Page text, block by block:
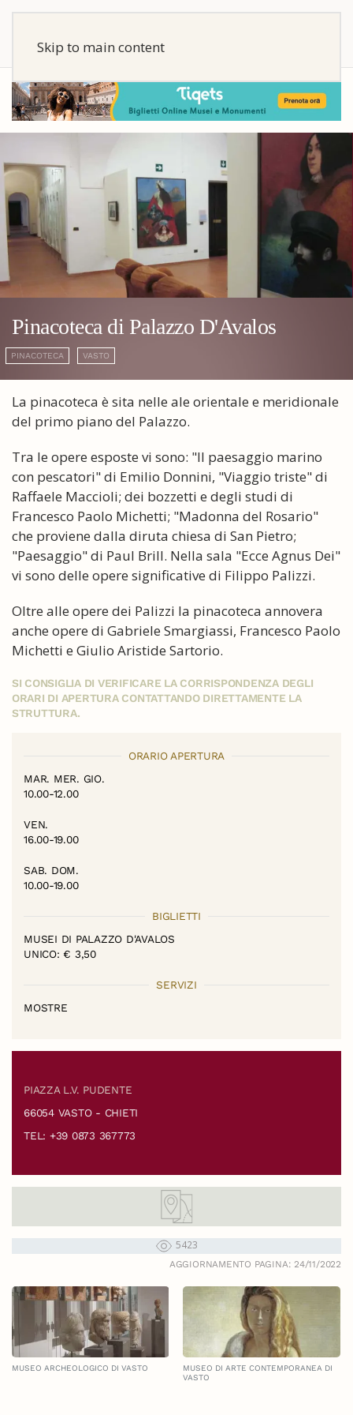
Skip to main content
Pinacoteca di Palazzo D'Avalos
PINACOTECA VASTO
La pinacoteca è sita nelle ale orientale e meridionale
del primo piano del Palazzo.
Tra le opere esposte vi sono: "Il paesaggio marino
con pescatori" di Emilio Donnini, "Viaggio triste" di
Raffaele Maccioli; dei bozzetti e degli studi di
Francesco Paolo Michetti; "Madonna del Rosario"
che proviene dalla diruta chiesa di San Pietro;
"Paesaggio" di Paul Brill. Nella sala "Ecce Agnus Dei"
vi sono delle opere significative di Filippo Palizzi.
Oltre alle opere dei Palizzi la pinacoteca annovera
anche opere di Gabriele Smargiassi, Francesco Paolo
Michetti e Giulio Aristide Sartorio.
SI CONSIGLIA DI VERIFICARE LA CORRISPONDENZA DEGLI
ORARI DI APERTURA CONTATTANDO DIRETTAMENTE LA
STRUTTURA.
ORARIO APERTURA
MAR. MER. GIO.
10.00-12.00
VEN.
16.00-19.00
SAB. DOM.
10.00-19.00
BIGLIETTI
MUSEI DI PALAZZO D'AVALOS
UNICO: € 3,50
SERVIZI
MOSTRE
PIAZZA L.V. PUDENTE
66054 VASTO - CHIETI
TEL: +39 0873 367773
5423
AGGIORNAMENTO PAGINA: 24/11/2022
MUSEO ARCHEOLOGICO DI VASTO
MUSEO DI ARTE CONTEMPORANEA DI
VASTO